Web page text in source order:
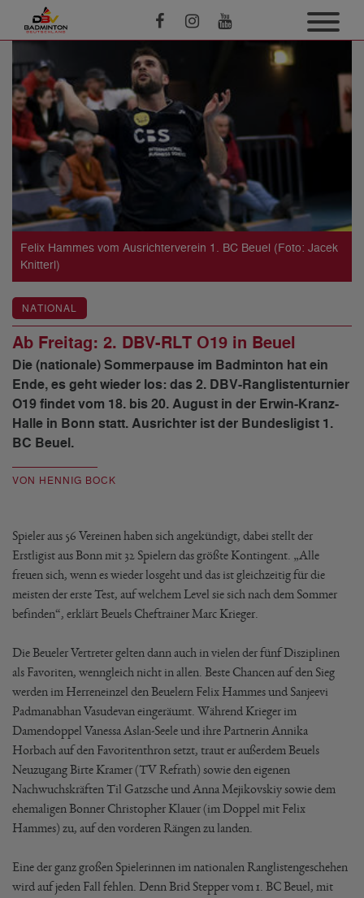
Felix Hammes vom Ausrichterverein 1. BC Beuel (Foto: Jacek
Knitterl)
NATIONAL
Ab Freitag: 2. DBV-RLT O19 in Beuel
Die (nationale) Sommerpause im Badminton hat ein
Ende, es geht wieder los: das 2. DBV-Ranglistenturnier
O19 findet vom 18. bis 20. August in der Erwin-Kranz-
Halle in Bonn statt. Ausrichter ist der Bundesligist 1.
BC Beuel.
VON HENNIG BOCK
Spieler aus 56 Vereinen haben sich angekündigt, dabei stellt der
Erstligist aus Bonn mit 32 Spielern das größte Kontingent. „Alle
freuen sich, wenn es wieder losgeht und das ist gleichzeitig für die
meisten der erste Test, auf welchem Level sie sich nach dem Sommer
befinden“, erklärt Beuels Cheftrainer Marc Krieger.
Die Beueler Vertreter gelten dann auch in vielen der fünf Disziplinen
als Favoriten, wenngleich nicht in allen. Beste Chancen auf den Sieg
werden im Herreneinzel den Beuelern Felix Hammes und Sanjeevi
Padmanabhan Vasudevan eingeräumt. Während Krieger im
Damendoppel Vanessa Aslan-Seele und ihre Partnerin Annika
Horbach auf den Favoritenthron setzt, traut er außerdem Beuels
Neuzugang Birte Kramer (TV Refrath) sowie den eigenen
Nachwuchskräften Til Gatzsche und Anna Mejikovskiy sowie dem
ehemaligen Bonner Christopher Klauer (im Doppel mit Felix
Hammes) zu, auf den vorderen Rängen zu landen.
Eine der ganz großen Spielerinnen im nationalen Ranglistengeschehen
wird auf jeden Fall fehlen. Denn Brid Stepper vom 1. BC Beuel, mit